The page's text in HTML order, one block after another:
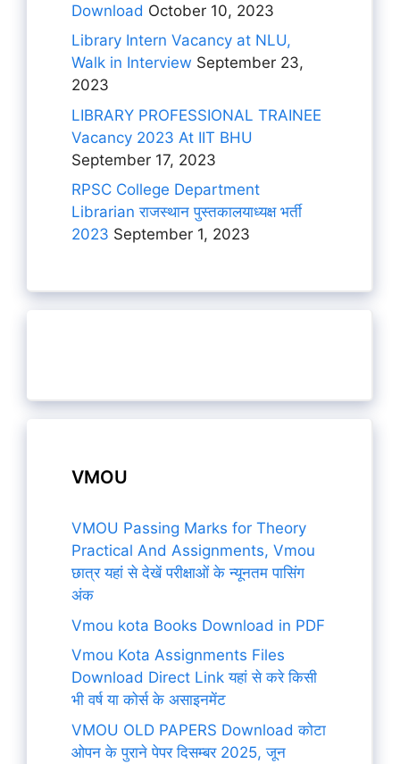
Download October 10, 2023
Library Intern Vacancy at NLU,
Walk in Interview September 23,
2023
LIBRARY PROFESSIONAL TRAINEE
Vacancy 2023 At IIT BHU
September 17, 2023
RPSC College Department
Librarian राजस्थान पुस्तकालयाध्यक्ष भर्ती
2023 September 1, 2023
VMOU
VMOU Passing Marks for Theory
Practical And Assignments, Vmou
छात्र यहां से देखें परीक्षाओं के न्यूनतम पासिंग
अंक
Vmou kota Books Download in PDF
Vmou Kota Assignments Files
Download Direct Link यहां से करे किसी
भी वर्ष या कोर्स के असाइनमेंट
VMOU OLD PAPERS Download कोटा
ओपन के पुराने पेपर दिसम्बर 2025, जून